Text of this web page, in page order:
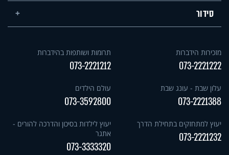
סידור
מזכירות הידברות
073-2221222
תרומות ושותפות בהידברות
073-2221212
עלון שבת - עונג שבת
073-2221388
עולם הילדים
073-3592800
יעוץ למתחזקים בתחילת הדרך
073-2221232
יעוץ לילדות בסיכון והדרכה להורים -
אתגר
073-3333320